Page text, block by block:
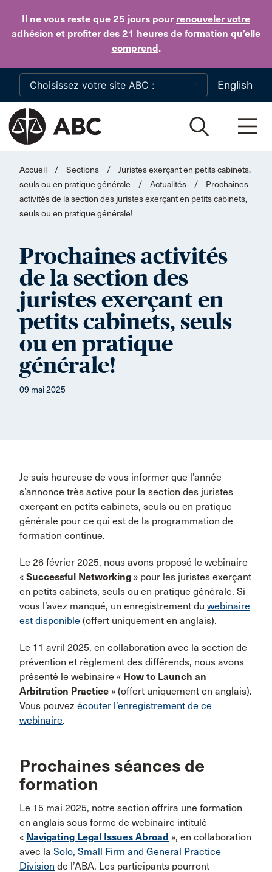
Il ne vous reste que 25 jours pour renouveler votre
adhésion et profiter des 21 heures de formation qu’elle
comprend.
Skip to main content
English
Accueil / Sections /
Juristes exerçant en petits cabinets,
seuls ou en pratique générale
/ Actualités /
Prochaines
activités de la section des juristes exerçant en petits cabinets,
seuls ou en pratique générale!
Prochaines activités
de la section des
juristes exerçant en
petits cabinets, seuls
ou en pratique
générale!
09 mai 2025
Je suis heureuse de vous informer que l’année
s’annonce très active pour la section des juristes
exerçant en petits cabinets, seuls ou en pratique
générale pour ce qui est de la programmation de
formation continue.
Le 26 février 2025, nous avons proposé le webinaire
« Successful Networking » pour les juristes exerçant
en petits cabinets, seuls ou en pratique générale. Si
vous l’avez manqué, un enregistrement du webinaire
est disponible (offert uniquement en anglais).
Le 11 avril 2025, en collaboration avec la section de
prévention et règlement des différends, nous avons
présenté le webinaire « How to Launch an
Arbitration Practice » (offert uniquement en anglais).
Vous pouvez écouter l’enregistrement de ce
webinaire.
Prochaines séances de
formation
Le 15 mai 2025, notre section offrira une formation
en anglais sous forme de webinaire intitulé
« Navigating Legal Issues Abroad », en collaboration
avec la Solo, Small Firm and General Practice
Division de l’ABA. Les participants pourront